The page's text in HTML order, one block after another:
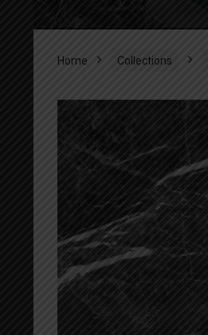
Home Collections